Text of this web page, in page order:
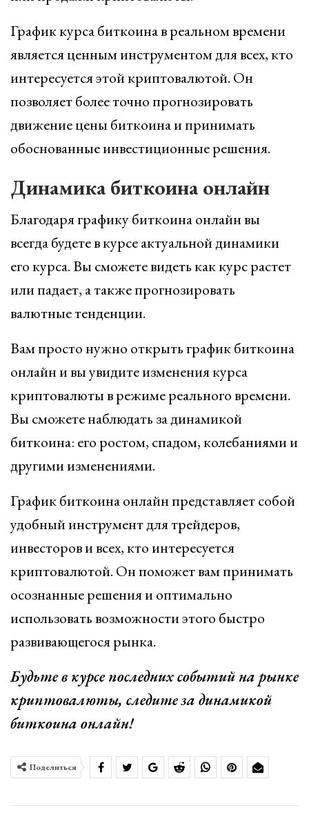
График курса биткоина в реальном времени
является ценным инструментом для всех, кто
интересуется этой криптовалютой. Он
позволяет более точно прогнозировать
движение цены биткоина и принимать
обоснованные инвестиционные решения.
Динамика биткоина онлайн
Благодаря графику биткоина онлайн вы
всегда будете в курсе актуальной динамики
его курса. Вы сможете видеть как курс растет
или падает, а также прогнозировать
валютные тенденции.
Вам просто нужно открыть график биткоина
онлайн и вы увидите изменения курса
криптовалюты в режиме реального времени.
Вы сможете наблюдать за динамикой
биткоина: его ростом, спадом, колебаниями и
другими изменениями.
График биткоина онлайн представляет собой
удобный инструмент для трейдеров,
инвесторов и всех, кто интересуется
криптовалютой. Он поможет вам принимать
осознанные решения и оптимально
использовать возможности этого быстро
развивающегося рынка.
Будьте в курсе последних событий на рынке
криптовалюты, следите за динамикой
биткоина онлайн!
Поделиться